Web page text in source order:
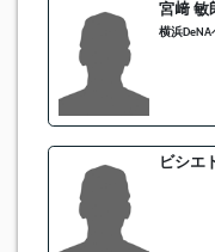
宮﨑 敏
横浜DeNA
ビシエ